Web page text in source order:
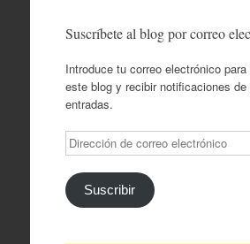
Suscríbete al blog por correo
Introduce tu correo electrónico
este blog y recibir notificaciones de
entradas.
Dirección
de
correo
electrónico
Suscribir